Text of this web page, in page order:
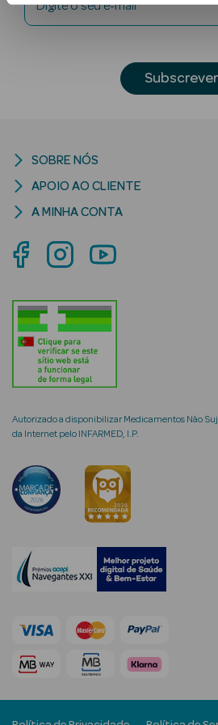
Ver Tudo
Corpo
Rosto
Solares Bebé e
Criança
Ver Tudo
Hidratantes
Séruns Faciais
Creme de Olhos
Digite o seu e-mail
Subscrever
Autorizado a disponibilizar Medicamentos Não
da Internet pelo INFARMED, I.P.
SOBRE NÓS
APOIO AO CLIENTE
A MINHA CONTA